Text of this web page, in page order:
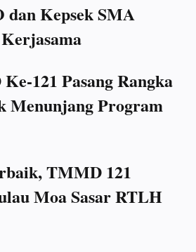
Kepsek SMA
121 Pasang Rangka
Menunjang Program
TMMD 121
Moa Sasar RTLH